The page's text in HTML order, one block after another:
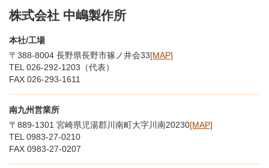
株式会社 中嶋製作所
本社/工場
〒388-8004 長野県長野市篠ノ井会33[MAP]
TEL 026-292-1203（代表）
FAX 026-293-1611
南九州営業所
〒889-1301 宮崎県児湯郡川南町大字川南20230[MAP]
TEL 0983-27-0210
FAX 0983-27-0207